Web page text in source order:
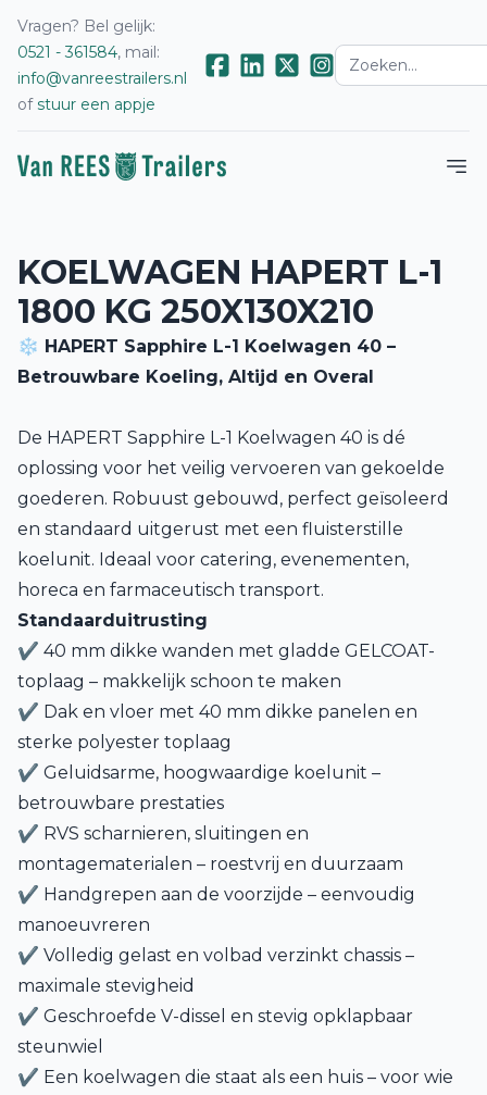
Vragen? Bel gelijk:
0521 - 361584, mail:
info@vanreestrailers.nl
ofstuur een appje
KOELWAGEN HAPERT L-1
1800 KG 250X130X210
❄️ HAPERT Sapphire L-1 Koelwagen 40 –
Betrouwbare Koeling, Altijd en Overal
De HAPERT Sapphire L-1 Koelwagen 40 is dé
oplossing voor het veilig vervoeren van gekoelde
goederen. Robuust gebouwd, perfect geïsoleerd
en standaard uitgerust met een fluisterstille
koelunit. Ideaal voor catering, evenementen,
horeca en farmaceutisch transport.
Standaarduitrusting
✔ 40 mm dikke wanden met gladde GELCOAT-
toplaag – makkelijk schoon te maken
✔ Dak en vloer met 40 mm dikke panelen en
sterke polyester toplaag
✔ Geluidsarme, hoogwaardige koelunit –
betrouwbare prestaties
✔ RVS scharnieren, sluitingen en
montagematerialen – roestvrij en duurzaam
✔ Handgrepen aan de voorzijde – eenvoudig
manoeuvreren
✔ Volledig gelast en volbad verzinkt chassis –
maximale stevigheid
✔ Geschroefde V-dissel en stevig opklapbaar
steunwiel
✔ Een koelwagen die staat als een huis – voor wie